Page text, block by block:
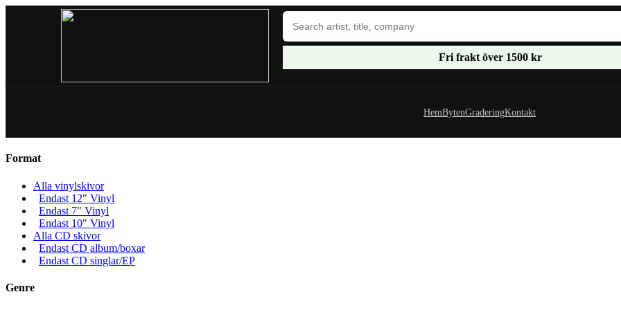
Fri frakt över 1500 kr
HemBytenGraderingKontakt
Format
Alla vinylskivor
Endast 12" Vinyl
Endast 7" Vinyl
Endast 10" Vinyl
Alla CD skivor
Endast CD album/boxar
Endast CD singlar/EP
Genre